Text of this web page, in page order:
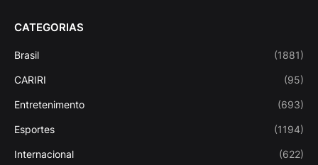
CATEGORIAS
Brasil (1881)
CARIRI (95)
Entretenimento (693)
Esportes (1194)
Internacional (622)